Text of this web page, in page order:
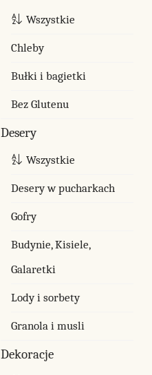
Wszystkie
Chleby
Bułki i bagietki
Bez Glutenu
Desery
Wszystkie
Desery w pucharkach
Gofry
Budynie, Kisiele,
Galaretki
Lody i sorbety
Granola i musli
Dekoracje